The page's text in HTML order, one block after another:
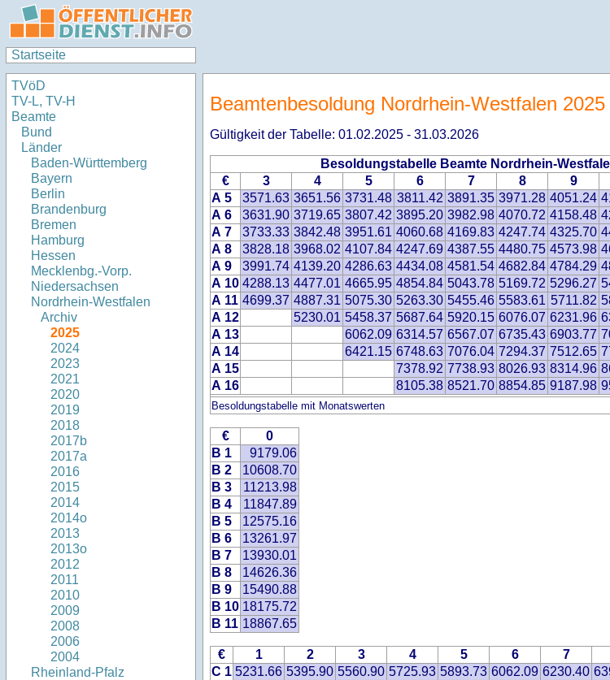
Startseite
TVöD
TV-L, TV-H
Beamte
Bund
Länder
Baden-Württemberg
Bayern
Berlin
Brandenburg
Bremen
Hamburg
Hessen
Mecklenbg.-Vorp.
Niedersachsen
Nordrhein-Westfalen
Archiv
2025
2024
2023
2021
2020
2019
2018
2017b
2017a
2016
2015
2014
2014o
2013
2013o
2012
2011
2010
2009
2008
2006
2004
Rheinland-Pfalz
Beamtenbesoldung Nordrhein-Westfalen 2025
Gültigkeit der Tabelle: 01.02.2025 - 31.03.2026
Besoldungstabelle Beamte Nordrhein-
€
3 4 5 6 7 8 9
A 5
3571.63 3651.56 3731.48 3811.42 3891.35 3971.28 4051.24
A 6
3631.90 3719.65 3807.42 3895.20 3982.98 4070.72 4158.48
A 7
3733.33 3842.48 3951.61 4060.68 4169.83 4247.74 4325.70
A 8
3828.18 3968.02 4107.84 4247.69 4387.55 4480.75 4573.98
A 9
3991.74 4139.20 4286.63 4434.08 4581.54 4682.84 4784.29
A 10 4288.13 4477.01 4665.95 4854.84 5043.78 5169.72 5296.27
A 11 4699.37 4887.31 5075.30 5263.30 5455.46 5583.61 5711.82
A 12
5230.01 5458.37 5687.64 5920.15 6076.07 6231.96
A 13
6062.09 6314.57 6567.07 6735.43 6903.77
A 14
6421.15 6748.63 7076.04 7294.37 7512.65
A 15
7378.92 7738.93 8026.93 8314.96
A 16
8105.38 8521.70 8854.85 9187.98
Besoldungstabelle mit Monatswerten
€
0
B 1
9179.06
B 2
10608.70
B 3
11213.98
B 4
11847.89
B 5
12575.16
B 6
13261.97
B 7
13930.01
B 8
14626.36
B 9
15490.88
B 10 18175.72
B 11 18867.65
€ 1 2 3 4 5 6 7
C 1 5231.66 5395.90 5560.90 5725.93 5893.73 6062.09 6230.40